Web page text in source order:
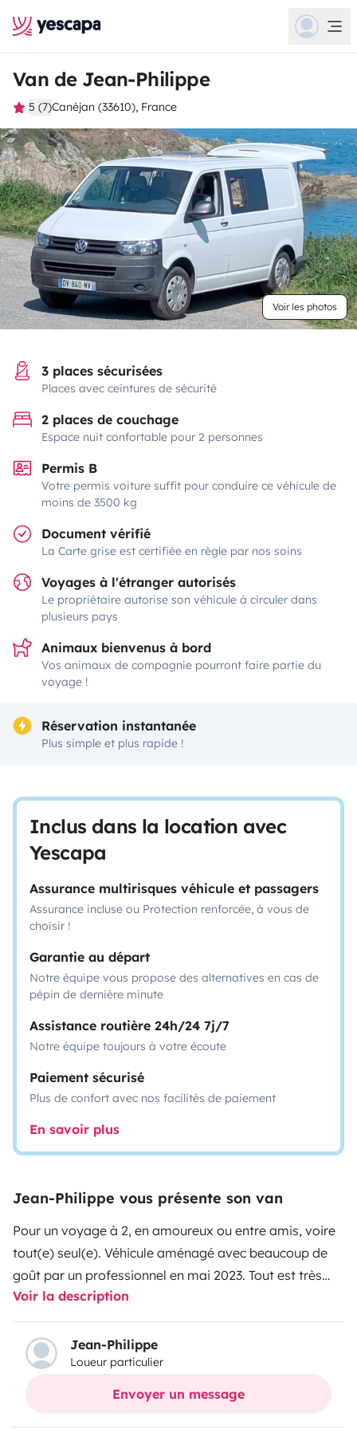
Van de Jean-Philippe
5 (7)Canéjan (33610), France
Voir les photos
3 places sécurisées
Places avec ceintures de sécurité
2 places de couchage
Espace nuit confortable pour 2 personnes
Permis B
Votre permis voiture suffit pour conduire ce véhicule de
moins de 3500 kg
Document vérifié
La Carte grise est certifiée en règle par nos soins
Voyages à l'étranger autorisés
Le propriétaire autorise son véhicule à circuler dans
plusieurs pays
Animaux bienvenus à bord
Vos animaux de compagnie pourront faire partie du
voyage !
Réservation instantanée
Plus simple et plus rapide !
Inclus dans la location avec
Yescapa
Assurance multirisques véhicule et passagers
Assurance incluse ou Protection renforcée, à vous de
choisir !
Garantie au départ
Notre équipe vous propose des alternatives en cas de
pépin de dernière minute
Assistance routière 24h/24 7j/7
Notre équipe toujours à votre écoute
Paiement sécurisé
Plus de confort avec nos facilités de paiement
En savoir plus
Jean-Philippe vous présente son van
Pour un voyage à 2, en amoureux ou entre amis, voire
tout(e) seul(e). Véhicule aménagé avec beaucoup de
goût par un professionnel en mai 2023. Tout est très
simple et fonctionnel, avec une priorité donnée au
confort du lit, un lit peigne en mousse haute densité, de
132 cm de large (et 185 cm de long), pratiquement
comme à la maison !Tout le nécessaire est là pour
ranger, cuisiner, conserver les aliments, charger les
Voir la description
Jean-Philippe
Loueur particulier
Envoyer un message